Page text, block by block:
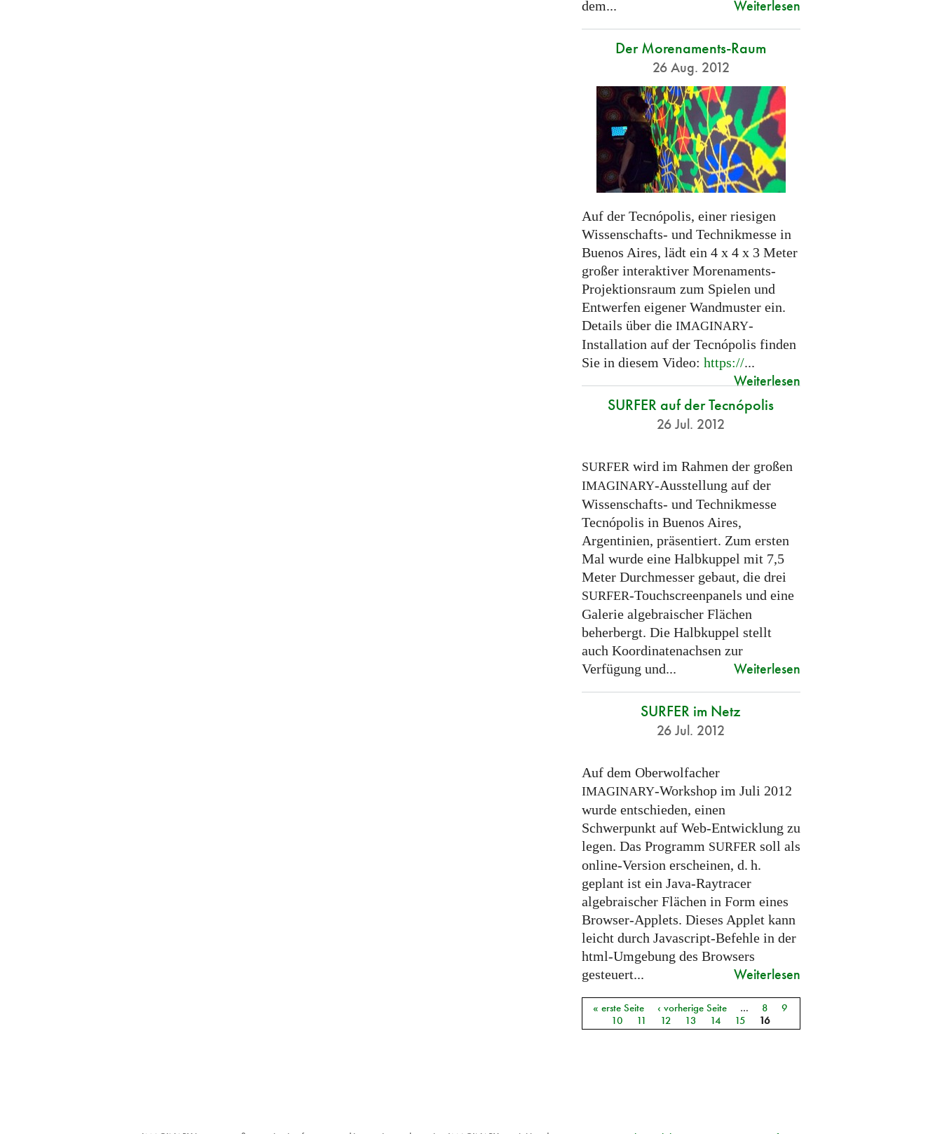
dem...
Weiterlesen
Der Morenaments-Raum
26 Aug. 2012
Auf der Tecnópolis, einer riesigen
Wissenschafts- und Technikmesse in
Buenos Aires, lädt ein 4 x 4 x 3 Meter
großer interaktiver Morenaments-
Projektionsraum zum Spielen und
Entwerfen eigener Wandmuster ein.
Details über die IMAGINARY-
Installation auf der Tecnópolis finden
Sie in diesem Video: https://...
Weiterlesen
SURFER auf der Tecnópolis
26 Jul. 2012
SURFER wird im Rahmen der großen
IMAGINARY-Ausstellung auf der
Wissenschafts- und Technikmesse
Tecnópolis in Buenos Aires,
Argentinien, präsentiert. Zum ersten
Mal wurde eine Halbkuppel mit 7,5
Meter Durchmesser gebaut, die drei
SURFER-Touchscreenpanels und eine
Galerie algebraischer Flächen
beherbergt. Die Halbkuppel stellt
auch Koordinatenachsen zur
Verfügung und...
Weiterlesen
SURFER im Netz
26 Jul. 2012
Auf dem Oberwolfacher
IMAGINARY-Workshop im Juli 2012
wurde entschieden, einen
Schwerpunkt auf Web-Entwicklung zu
legen. Das Programm SURFER soll als
online-Version erscheinen, d. h.
geplant ist ein Java-Raytracer
algebraischer Flächen in Form eines
Browser-Applets. Dieses Applet kann
leicht durch Javascript-Befehle in der
html-Umgebung des Browsers
gesteuert...
Weiterlesen
Seiten
« erste Seite ‹ vorherige Seite … 8
9
10
11 12 13 14 15 16